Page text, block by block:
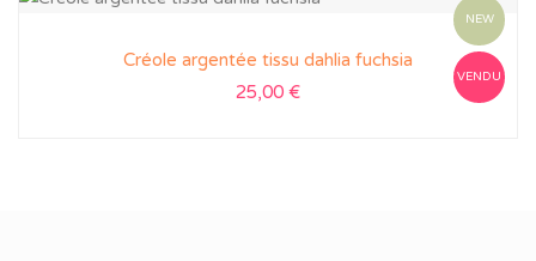
NEW
VENDU
Créole argentée tissu dahlia fuchsia
25,00 €